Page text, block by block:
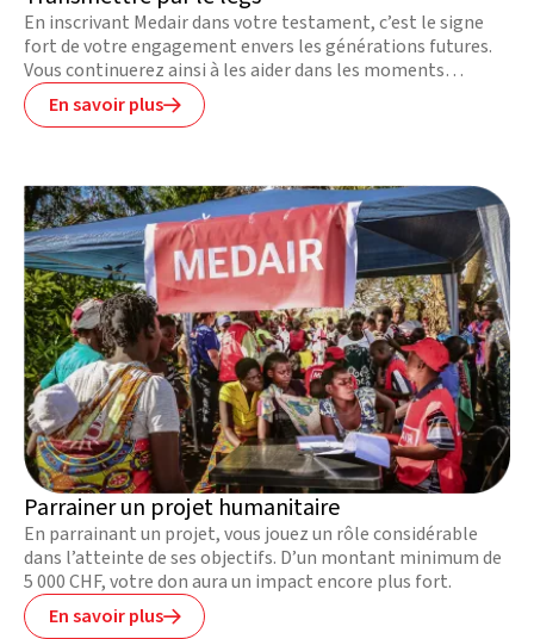
En inscrivant Medair dans votre testament, c’est le signe
fort de votre engagement envers les générations futures.
Vous continuerez ainsi à les aider dans les moments
difficiles.
En savoir plus
Parrainer un projet humanitaire
En parrainant un projet, vous jouez un rôle considérable
dans l’atteinte de ses objectifs. D’un montant minimum de
5 000 CHF, votre don aura un impact encore plus fort.
En savoir plus